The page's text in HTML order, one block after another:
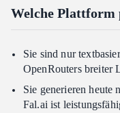
Welche Plattform
Sie sind nur
OpenRouters breiter
Sie generieren
Fal.ai ist